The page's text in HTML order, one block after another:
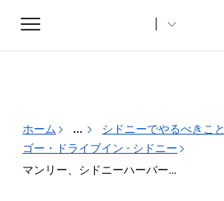
Toggle
navigation
ホーム ... シドニーでやるべきこと
ゴー・ドライブイン - シドニー
マンリー、シドニーハーバー国立公園、ディーホワイビーチ